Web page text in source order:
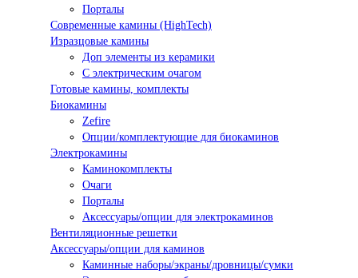
Порталы
Современные камины (HighTech)
Изразцовые камины
Доп элементы из керамики
С электрическим очагом
Готовые камины, комплекты
Биокамины
Zefire
Опции/комплектующие для биокаминов
Электрокамины
Каминокомплекты
Очаги
Порталы
Аксессуары/опции для электрокаминов
Вентиляционные решетки
Аксессуары/опции для каминов
Каминные наборы/экраны/дровницы/сумки